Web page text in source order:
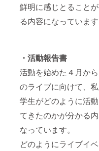
鮮明に感じとること
る内容になっています
・活動報告書
活動を始めた４月か
のライブに向けて、
学生がどのように活
てきたのかが分かる
なっています。
どのようにライブイ